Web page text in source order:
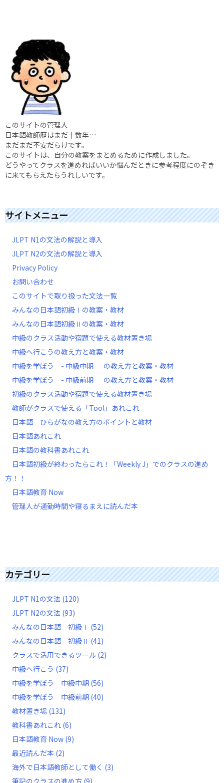
このサイトの管理人
日本語教師歴はまだ十数年…
まだまだ不安だらけです。
このサイトは、自分の教案をまとめるために作成しました。
どうやってクラスを進めればいいか悩んだときに参考程度にのぞき
に来てもらえたらうれしいです。
サイトメニュー
JLPT N1の文法の解説と導入
JLPT N2の文法の解説と導入
Privacy Policy
お問い合わせ
このサイトで取り扱った文法一覧
みんなの日本語初級Ⅰの教案・教材
みんなの日本語初級Ⅱの教案・教材
中級のクラス活動や宿題で使える教材置き場
中級へ行こうの教え方と教案・教材
中級を学ぼう - 中級中期 ‐ の教え方と教案・教材
中級を学ぼう - 中級前期 ‐ の教え方と教案・教材
初級のクラス活動や宿題で使える教材置き場
教師がクラスで使える「Tool」あれこれ
日本語 ひらがなの教え方のポイントと教材
日本語あれこれ
日本語の教科書あれこれ
日本語初級が終わったらこれ！「Weekly J」でのクラスの進め
方！！
日本語教育 Now
管理人が通勤時間や寝るまえに読んだ本
カテゴリー
JLPT N1の文法 (120)
JLPT N2の文法 (93)
みんなの日本語 初級Ⅰ (52)
みんなの日本語 初級Ⅱ (41)
クラスで活用できるツール (2)
中級へ行こう (37)
中級を学ぼう 中級中期 (56)
中級を学ぼう 中級前期 (40)
教材置き場 (131)
教科書あれこれ (6)
日本語教育 Now (9)
最近読んだ本 (2)
海外で日本語教師として働く (3)